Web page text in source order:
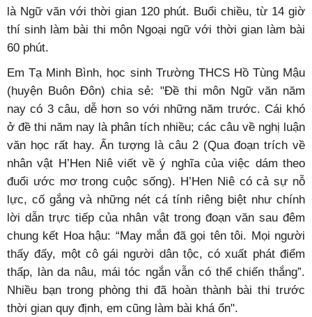
là Ngữ văn với thời gian 120 phút. Buổi chiều, từ 14 giờ
thí sinh làm bài thi môn Ngoại ngữ với thời gian làm bài
60 phút.
Em Tạ Minh Bình, học sinh Trường THCS Hồ Tùng Mậu
(huyện Buôn Đôn) chia sẻ: "Đề thi môn Ngữ văn năm
nay có 3 câu, dễ hơn so với những năm trước. Cái khó
ở đề thi năm nay là phân tích nhiều; các câu về nghị luận
văn học rất hay. Ấn tượng là câu 2 (Qua đoạn trích về
nhân vật H’Hen Niê viết về ý nghĩa của việc dám theo
đuổi ước mơ trong cuộc sống). H’Hen Niê có cả sự nỗ
lực, cố gắng và những nét cá tính riêng biệt như chính
lời dẫn trực tiếp của nhân vật trong đoạn văn sau đêm
chung kết Hoa hậu: “May mắn đã gọi tên tôi. Mọi người
thấy đấy, một cô gái người dân tộc, có xuất phát điểm
thấp, làn da nâu, mái tóc ngắn vẫn có thể chiến thắng”.
Nhiều bạn trong phòng thi đã hoàn thành bài thi trước
thời gian quy định, em cũng làm bài khá ổn".